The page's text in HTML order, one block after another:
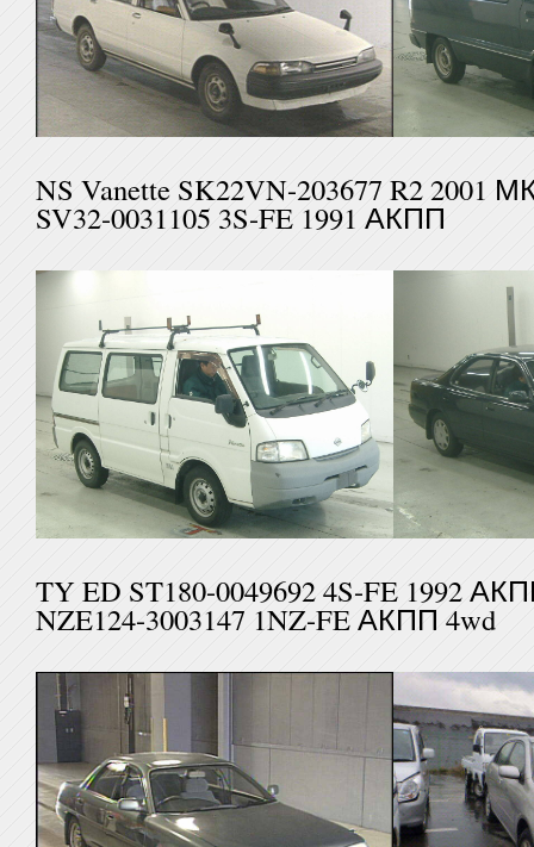
NS Vanette SK22VN-
SV32-0031105 3S-FE 1991 АКПП
TY ED ST180-0049692 4S-
NZE124-3003147 1NZ-FE АКПП 4wd